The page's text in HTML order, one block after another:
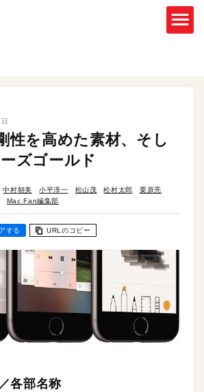
性を高めた素材、そし
ズゴールド
中村朝美 小平淳一 松山茂 松村太郎
栗原亮
Mac Fan編集部
する URLのコピー
各部名称